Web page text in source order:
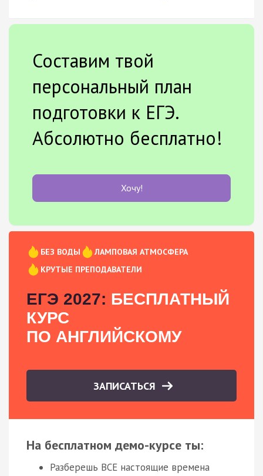
Составим твой
персональный план
подготовки к ЕГЭ.
Абсолютно бесплатно!
Хочу!
БЕЗ ВОДЫ
ЛАМПОВАЯ АТМОСФЕРА
КРУТЫЕ ПРЕПОДАВАТЕЛИ
ЕГЭ 2027: БЕСПЛАТНЫЙ
КУРС
ПО АНГЛИЙСКОМУ
ЗАПИСАТЬСЯ
На бесплатном демо-курсе ты:
Разберешь ВСЕ настоящие времена